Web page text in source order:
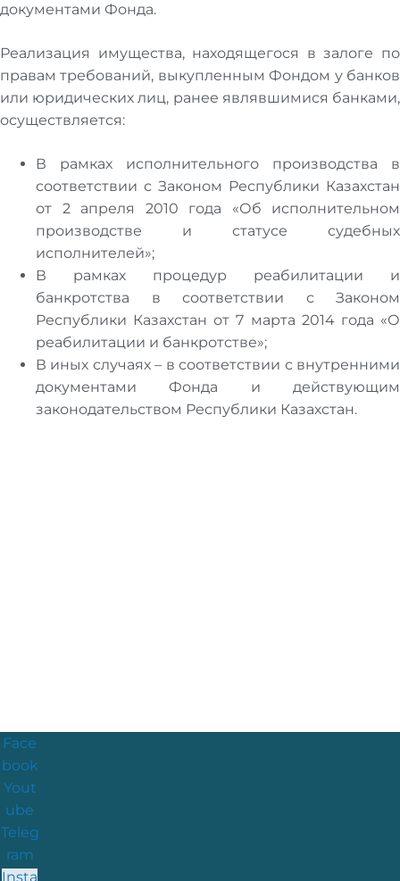
документами Фонда.
Реализация имущества, находящегося в залоге по
правам требований, выкупленным Фондом у банков
или юридических лиц, ранее являвшимися банками,
осуществляется:
В рамках исполнительного производства в
соответствии с Законом Республики Казахстан
от 2 апреля 2010 года «Об исполнительном
производстве и статусе судебных
исполнителей»;
В рамках процедур реабилитации и
банкротства в соответствии с Законом
Республики Казахстан от 7 марта 2014 года «О
реабилитации и банкротстве»;
В иных случаях – в соответствии с внутренними
документами Фонда и действующим
законодательством Республики Казахстан.
Face
book
Yout
ube
Teleg
ram
Insta